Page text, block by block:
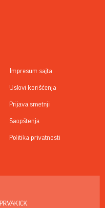
Impresum sajta
Uslovi korišćenja
Prijava smetnji
Saopštenja
Politika privatnosti
PRVAKICK